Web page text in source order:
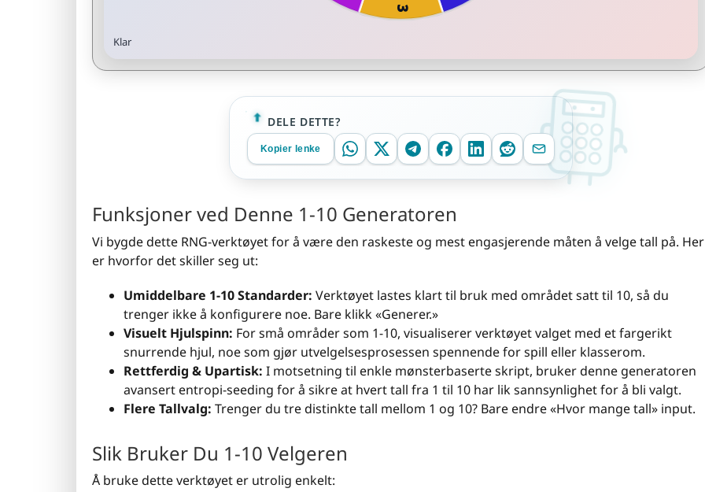
Klar
DELE DETTE?
Kopier lenke
Funksjoner ved Denne 1-10 Generatoren
Vi bygde dette RNG-verktøyet for å være den raskeste og mest engasjerende måten å velge tall på. Her
er hvorfor det skiller seg ut:
Umiddelbare 1-10 Standarder: Verktøyet lastes klart til bruk med området satt til 10, så du
trenger ikke å konfigurere noe. Bare klikk «Generer.»
Visuelt Hjulspinn: For små områder som 1-10, visualiserer verktøyet valget med et fargerikt
snurrende hjul, noe som gjør utvelgelsesprosessen spennende for spill eller klasserom.
Rettferdig & Upartisk: I motsetning til enkle mønsterbaserte skript, bruker denne generatoren
avansert entropi-seeding for å sikre at hvert tall fra 1 til 10 har lik sannsynlighet for å bli valgt.
Flere Tallvalg: Trenger du tre distinkte tall mellom 1 og 10? Bare endre «Hvor mange tall» input.
Slik Bruker Du 1-10 Velgeren
Å bruke dette verktøyet er utrolig enkelt: